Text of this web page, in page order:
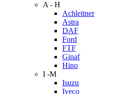
A - H
Achleitner
Astra
DAF
Ford
FTF
Ginaf
Hino
I -M
Isuzu
Iveco